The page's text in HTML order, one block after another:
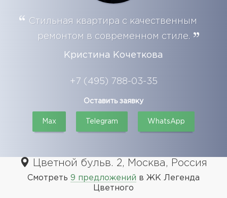
Стильная квартира с качественным
ремонтом в современном стиле.
Кристина Кочеткова
+7 (495) 788-03-35
Оставить заявку
Max Telegram WhatsApp
Цветной бульв. 2, Москва, Россия
Смотреть 9 предложений в ЖК Легенда
Цветного